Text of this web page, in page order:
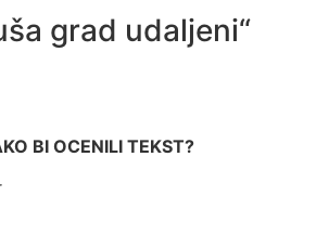
grad udaljeni“
BI OCENILI TEKST?